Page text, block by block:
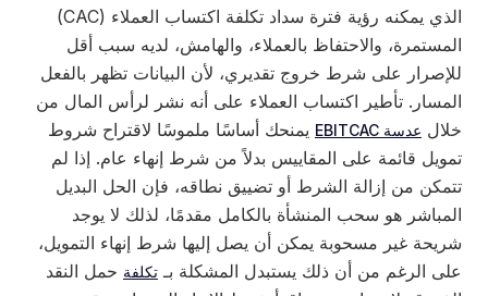
الذي يمكنه رؤية فترة سداد تكلفة اكتساب العملاء (CAC)
المستمرة، والاحتفاظ بالعملاء، والهامش، لديه سبب أقل
للإصرار على شرط خروج تقديري، لأن البيانات تظهر بالفعل
المسار. تأطير اكتساب العملاء على أنه نشر لرأس المال من
خلال عدسة EBITCAC
يمنحك أساسًا ملموسًا لاقتراح شروط
تمويل قائمة على المقاييس بدلاً من شرط إنهاء عام. إذا لم
تتمكن من إزالة الشرط أو تضييق نطاقه، فإن الحل البديل
المباشر هو سحب المنشأة بالكامل مقدمًا، لذلك لا يوجد
شريحة غير مسحوبة يمكن أن يصل إليها شرط إنهاء التمويل،
على الرغم من أن ذلك يستبدل المشكلة بـ تكلفة حمل النقد